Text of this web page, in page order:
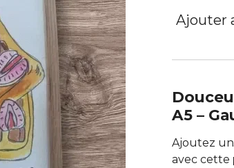
Ajouter
A5 –
Ajoutez
avec cette